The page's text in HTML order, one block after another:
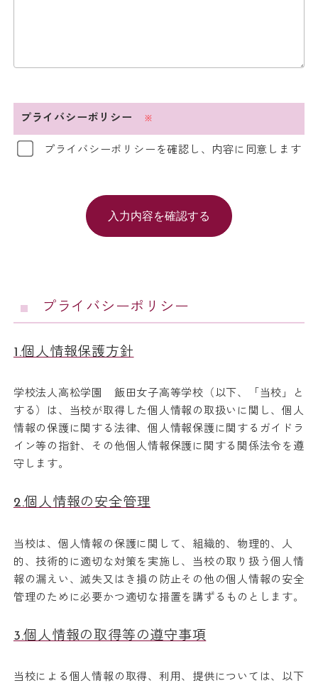
プライバシーポリシー ※
プライバシーポリシーを確認し、内容に同意します
プライバシーポリシー
1.個人情報保護方針
学校法人高松学園 飯田女子高等学校（以下、「当校」と
する）は、当校が取得した個人情報の取扱いに関し、個人
情報の保護に関する法律、個人情報保護に関するガイドラ
イン等の指針、その他個人情報保護に関する関係法令を遵
守します。
2.個人情報の安全管理
当校は、個人情報の保護に関して、組織的、物理的、人
的、技術的に適切な対策を実施し、当校の取り扱う個人情
報の漏えい、滅失又はき損の防止その他の個人情報の安全
管理のために必要かつ適切な措置を講ずるものとします。
3.個人情報の取得等の遵守事項
当校による個人情報の取得、利用、提供については、以下